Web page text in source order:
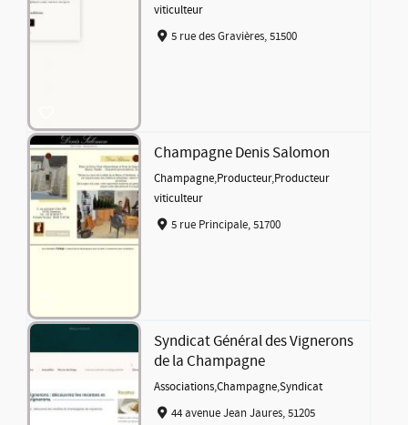
viticulteur
5 rue des Gravières, 51500
Champagne Denis Salomon
Champagne,Producteur,Producteur
viticulteur
5 rue Principale, 51700
Syndicat Général des Vignerons
de la Champagne
Associations,Champagne,Syndicat
44 avenue Jean Jaures, 51205